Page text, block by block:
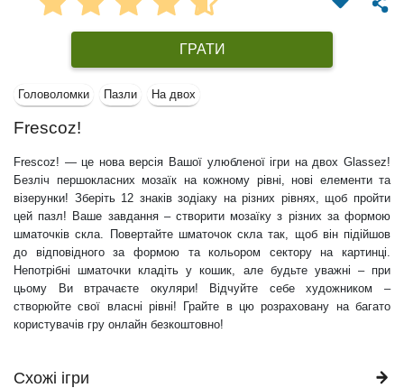
ГРАТИ
Головоломки Пазли На двох
Frescoz!
Frescoz! — це нова версія Вашої улюбленої ігри на двох Glassez!
Безліч першокласних мозаїк на кожному рівні, нові елементи та
візерунки! Зберіть 12 знаків зодіаку на різних рівнях, щоб пройти
цей пазл! Ваше завдання – створити мозаїку з різних за формою
шматочків скла. Повертайте шматочок скла так, щоб він підійшов
до відповідного за формою та кольором сектору на картинці.
Непотрібні шматочки кладіть у кошик, але будьте уважні – при
цьому Ви втрачаєте окуляри! Відчуйте себе художником –
створюйте свої власні рівні! Грайте в цю розраховану на багато
користувачів гру онлайн безкоштовно!
Схожі ігри